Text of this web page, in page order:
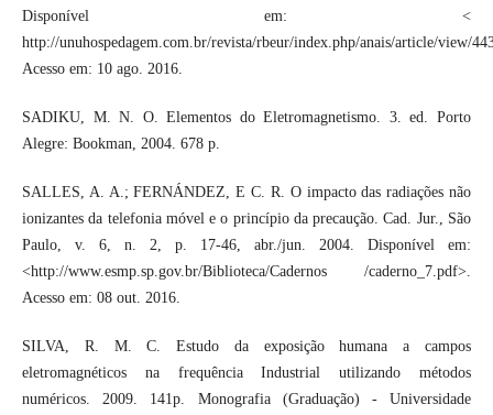
Disponível em: <
http://unuhospedagem.com.br/revista/rbeur/index.php/anais/article/view/
Acesso em: 10 ago. 2016.
SADIKU, M. N. O. Elementos do Eletromagnetismo. 3. ed. Porto
Alegre: Bookman, 2004. 678 p.
SALLES, A. A.; FERNÁNDEZ, E C. R. O impacto das radiações não
ionizantes da telefonia móvel e o princípio da precaução. Cad. Jur., São
Paulo, v. 6, n. 2, p. 17-46, abr./jun. 2004. Disponível em:
<http://www.esmp.sp.gov.br/Biblioteca/Cadernos /caderno_7.pdf>.
Acesso em: 08 out. 2016.
SILVA, R. M. C. Estudo da exposição humana a campos
eletromagnéticos na frequência Industrial utilizando métodos
numéricos. 2009. 141p. Monografia (Graduação) - Universidade